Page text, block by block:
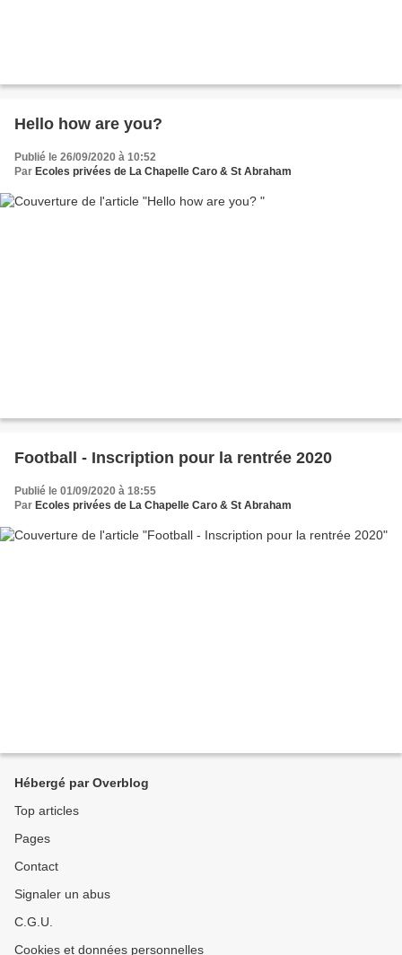
Hello how are you?
Publié le 26/09/2020 à 10:52
Par Ecoles privées de La Chapelle Caro & St Abraham
Football - Inscription pour la rentrée 2020
Publié le 01/09/2020 à 18:55
Par Ecoles privées de La Chapelle Caro & St Abraham
Hébergé par Overblog
Top articles
Pages
Contact
Signaler un abus
C.G.U.
Cookies et données personnelles